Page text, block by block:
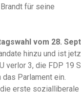
für seine
vom 28.
hinzu und ist
verlor 3, die FDP 19
Parlament ein.
erste